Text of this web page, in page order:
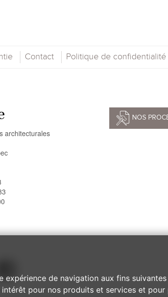
de navigation aux fins suivantes
pour nos produits et services et
Contact Politique de confidentialité
architecturales
NOS